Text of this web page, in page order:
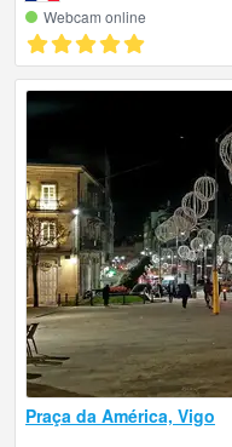
Webcam online
Praça da América, Vigo